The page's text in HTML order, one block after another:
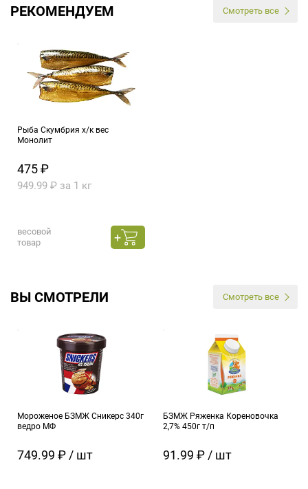
РЕКОМЕНДУЕМ Смотреть все
Рыба Скумбрия х/к вес
Монолит
475 ₽
949.99 ₽ за 1 кг
весовой
товар
ВЫ СМОТРЕЛИ Смотреть все
Мороженое БЗМЖ Сникерс 340г
ведро МФ
749.99 ₽ / шт
БЗМЖ Ряженка Кореновочка
2,7% 450г т/п
91.99 ₽ / шт